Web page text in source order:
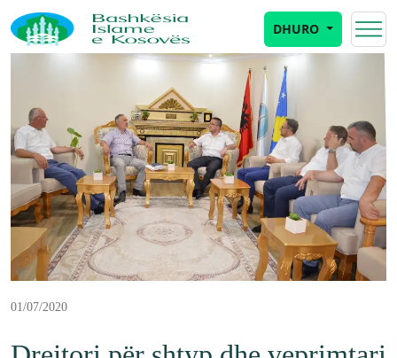
DHURO
01/07/2020